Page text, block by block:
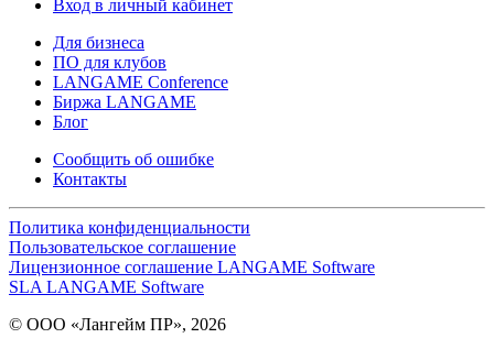
Вход в личный кабинет
Для бизнеса
ПО для клубов
LANGAME Conference
Биржа LANGAME
Блог
Сообщить об ошибке
Контакты
Политика конфиденциальности
Пользовательское соглашение
Лицензионное соглашение LANGAME Software
SLA LANGAME Software
© ООО «Лангейм ПР», 2026